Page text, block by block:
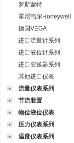
罗斯蒙特
霍尼韦尔Honeywell
德国VEGA
进口流量计系列
进口液位计系列
进口变送器系列
其他进口仪表
流量仪表系列
节流装置
物位液位仪表
压力仪表系列
温度仪表系列